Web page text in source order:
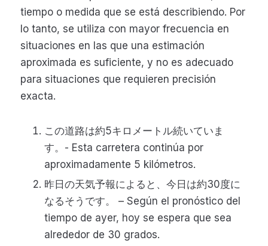
tiempo o medida que se está describiendo. Por
lo tanto, se utiliza con mayor frecuencia en
situaciones en las que una estimación
aproximada es suficiente, y no es adecuado
para situaciones que requieren precisión
exacta.
この道路は約5キロメートル続いていま
す。- Esta carretera continúa por
aproximadamente 5 kilómetros.
昨日の天気予報によると、今日は約30度に
なるそうです。 – Según el pronóstico del
tiempo de ayer, hoy se espera que sea
alrededor de 30 grados.